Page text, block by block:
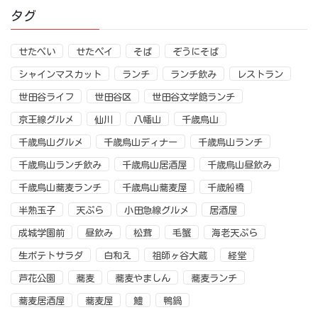
タグ
せたぺい せたペイ そば ぞうにそば
シャインマスカット ランチ ランチ飲み レストラン
世田谷ライフ 世田谷区 世田谷文学館ランチ
京王線グルメ 仙川 八幡山 千歳烏山
千歳烏山グルメ 千歳烏山ディナー 千歳烏山ランチ
千歳烏山ランチ飲み 千歳烏山居酒屋 千歳烏山昼飲み
千歳烏山蕎麦ランチ 千歳烏山蕎麦屋 千歳船橋
半熟玉子 天ぷら 小田急線グルメ 居酒屋
成城学園前 昼飲み 松茸 毛蟹 海老天ぷら
生ポテトサラダ 白和え 祖師ヶ谷大蔵 経堂
芦花公園 蕎麦 蕎麦やましん 蕎麦ランチ
蕎麦居酒屋 蕎麦屋 鱧 鴨鍋